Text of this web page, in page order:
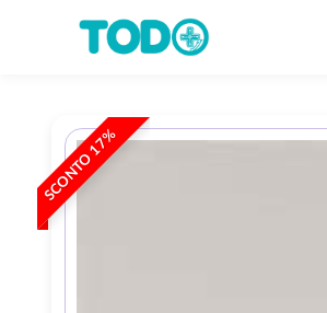
SCONTO 17%